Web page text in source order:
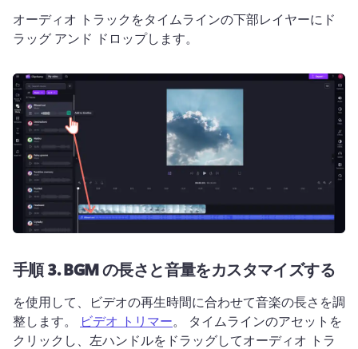
オーディオ トラックをタイムラインの下部レイヤーにド
ラッグ アンド ドロップします。
手順 3.BGM の長さと音量をカスタマイズする
を使用して、ビデオの再生時間に合わせて音楽の長さを調
整します。
ビデオ トリマー。 タイムラインのアセットを
クリックし、左ハンドルをドラッグしてオーディオ トラ